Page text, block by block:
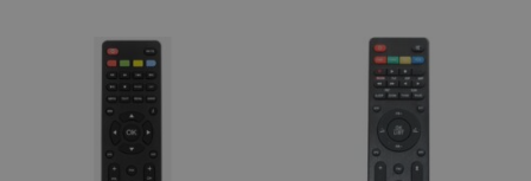
Dit
product
heeft
meerdere
variaties.
Dit
product
heeft
meerdere
variaties.